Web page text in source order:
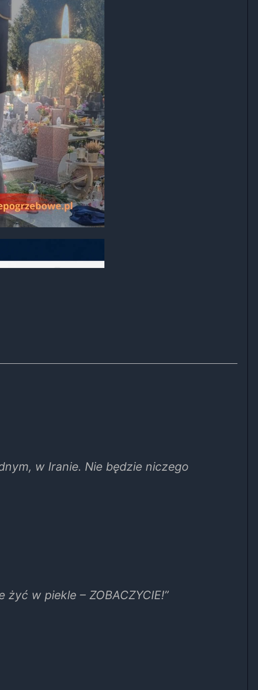
w Iranie. Nie będzie niczego
w piekle – ZOBACZYCIE!”